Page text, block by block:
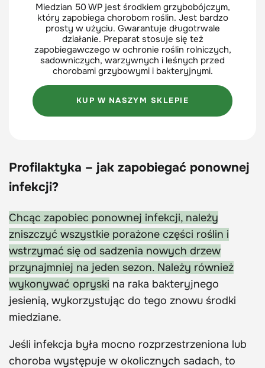
Miedzian 50 WP jest środkiem grzybobójczym,
który zapobiega chorobom roślin. Jest bardzo
prosty w użyciu. Gwarantuje długotrwale
działanie. Preparat stosuje się też
zapobiegawczego w ochronie roślin rolniczych,
sadowniczych, warzywnych i leśnych przed
chorobami grzybowymi i bakteryjnymi.
KUP W NASZYM SKLEPIE
Profilaktyka – jak zapobiegać ponownej
infekcji?
Chcąc zapobiec ponownej infekcji, należy
zniszczyć wszystkie porażone części roślin i
wstrzymać się od sadzenia nowych drzew
przynajmniej na jeden sezon. Należy również
wykonywać opryski na raka bakteryjnego
jesienią, wykorzystując do tego znowu środki
miedziane.
Jeśli infekcja była mocno rozprzestrzeniona lub
choroba występuje w okolicznych sadach, to